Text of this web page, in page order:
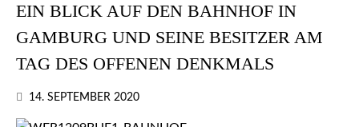
EIN BLICK AUF DEN BAHNHOF IN
GAMBURG UND SEINE BESITZER AM
TAG DES OFFENEN DENKMALS
14. SEPTEMBER 2020